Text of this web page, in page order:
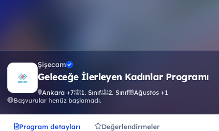
Şişecam
Geleceğe İlerleyen Kadınlar Programı
Ankara +7 1. Sınıf 2. Sınıf
Ağustos +1
Başvurular henüz başlamadı.
Program detayları Değerlendirmeler